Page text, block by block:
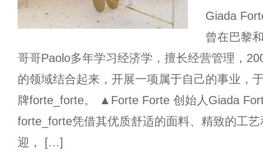
Giada
曾在巴黎
哥哥Paolo多年学习经济学，擅长经营管理，
的领域结合起来，开展一项属于自己的事业，
牌forte_forte。 ▲Forte Forte 创始人Giada
forte_forte凭借其优质舒适的面料、精致的工
迎， […]